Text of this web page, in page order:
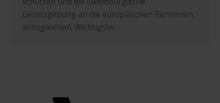
Gesetzgebung an die europäischen Richtlinien
anzugleichen. Wichtigste…